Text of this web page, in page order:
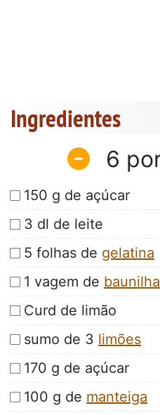
Ingredientes
6
150 g de açúcar
3 dl de leite
5 folhas de gelatina
1 vagem de baunilha
Curd de limão
sumo de 3 limões
170 g de açúcar
100 g de manteiga